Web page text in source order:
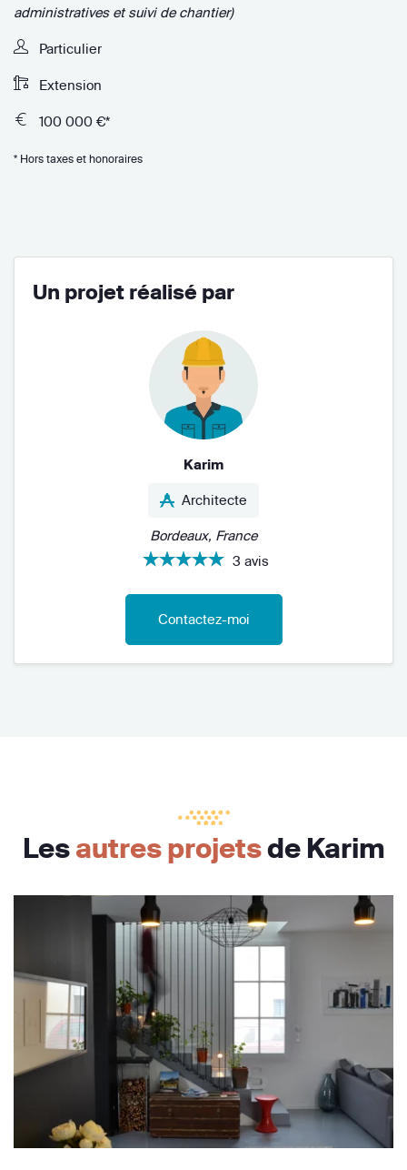
administratives et suivi de chantier)
Particulier
Extension
100 000 €*
* Hors taxes et honoraires
Un projet réalisé par
Karim
Architecte
Bordeaux, France
3 avis
Contactez-moi
Lesautres projetsde Karim